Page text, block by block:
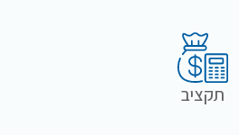
תקציב